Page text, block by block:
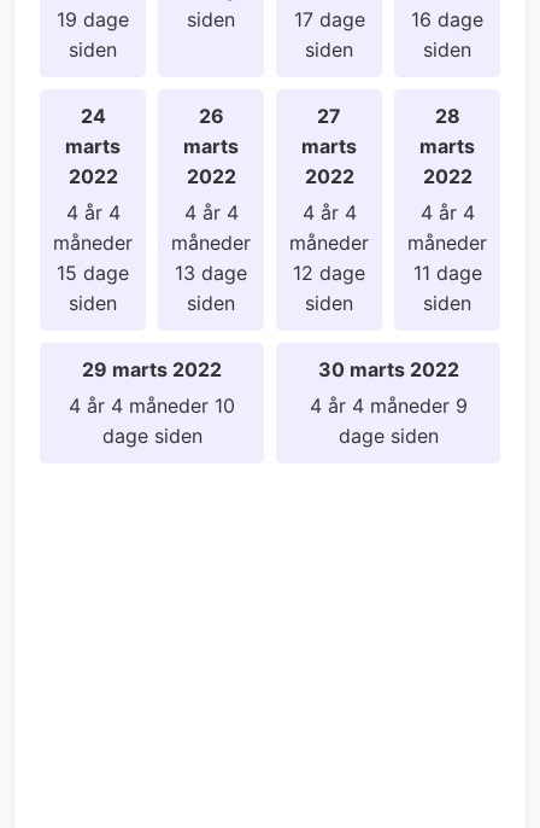
19 dage
siden
siden
17 dage
siden
16 dage
siden
24
marts
2022
4 år 4
måneder
15 dage
siden
26
marts
2022
4 år 4
måneder
13 dage
siden
27
marts
2022
4 år 4
måneder
12 dage
siden
28
marts
2022
4 år 4
måneder
11 dage
siden
29 marts 2022
4 år 4 måneder 10
dage siden
30 marts 2022
4 år 4 måneder 9
dage siden